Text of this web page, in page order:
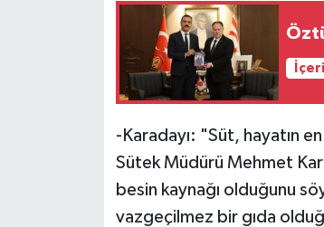
-Karadayı: "Süt, hayatın
Sütek Müdürü Mehmet
besin kaynağı olduğunu
vazgeçilmez bir gıda